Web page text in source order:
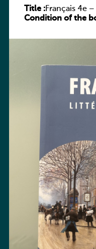
Title :Français 4e
méthodes
Condition of the